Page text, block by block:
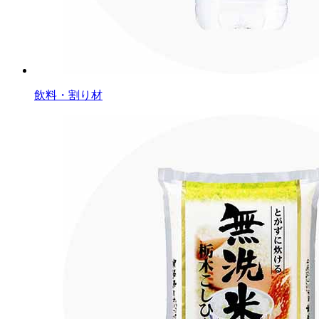
飲料・割り材